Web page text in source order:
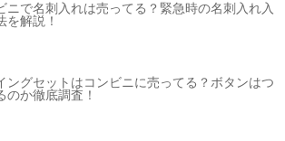
ニで名刺入れは売ってる？緊急時の名刺入れ入
を解説！
ングセットはコンビニに売ってる？ボタンはつ
のか徹底調査！